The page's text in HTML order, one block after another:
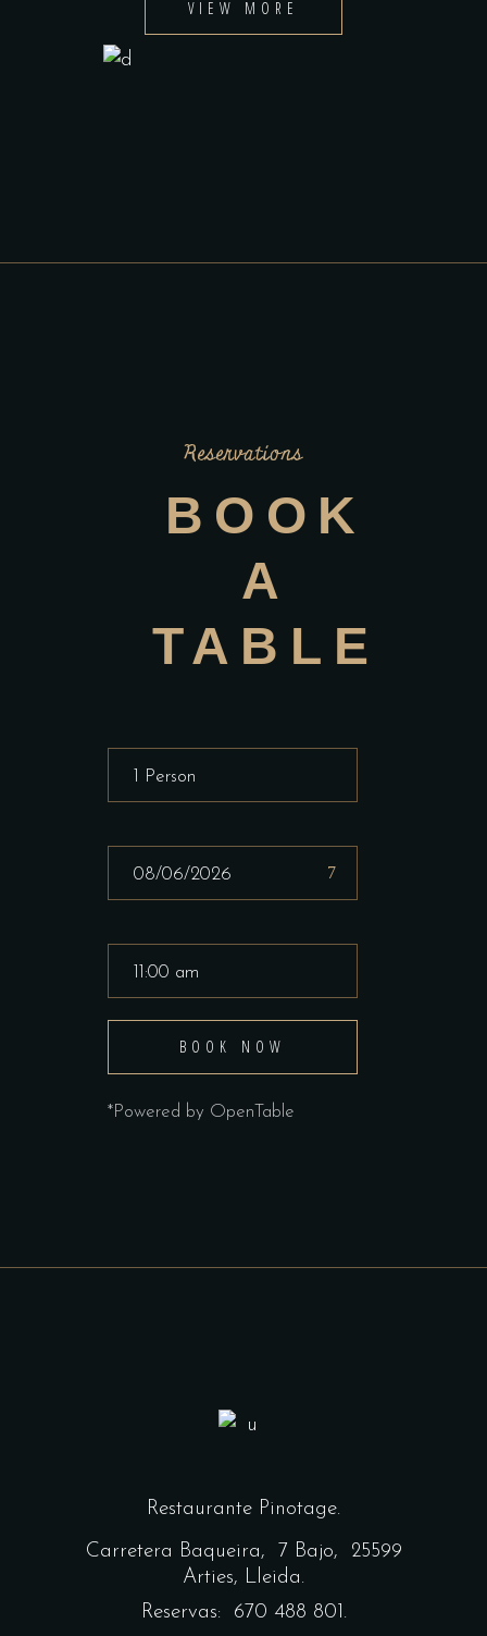
VIEW MORE
Reservations
BOOK
A
TABLE
BOOK NOW
*Powered by OpenTable
Restaurante Pinotage.
Carretera Baqueira,
7 Bajo, 25599
Arties, Lleida.
Reservas: 670 488 801.